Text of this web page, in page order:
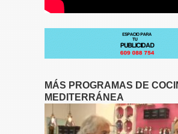
MÁS PROGRAMAS DE
MEDITERRÁNEA